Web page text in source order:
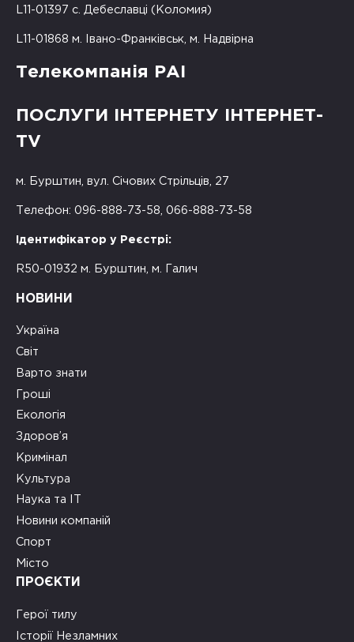
L11-01397 с. Дебеславці (Коломия)
L11-01868 м. Івано-Франківськ, м. Надвірна
Телекомпанія РАІ
ПОСЛУГИ ІНТЕРНЕТУ ІНТЕРНЕТ-
TV
м. Бурштин, вул. Січових Стрільців, 27
Телефон: 096-888-73-58, 066-888-73-58
Ідентифікатор у Реєстрі:
R50-01932 м. Бурштин, м. Галич
НОВИНИ
Україна
Світ
Варто знати
Гроші
Екологія
Здоров’я
Кримінал
Культура
Наука та ІТ
Новини компаній
Спорт
Місто
ПРОЄКТИ
Герої тилу
Історії Незламних